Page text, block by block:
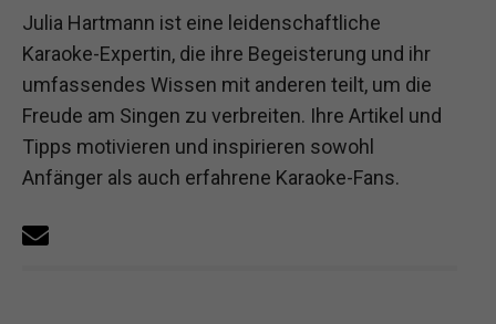
Julia Hartmann ist eine leidenschaftliche
Karaoke-Expertin, die ihre Begeisterung und ihr
umfassendes Wissen mit anderen teilt, um die
Freude am Singen zu verbreiten. Ihre Artikel und
Tipps motivieren und inspirieren sowohl
Anfänger als auch erfahrene Karaoke-Fans.